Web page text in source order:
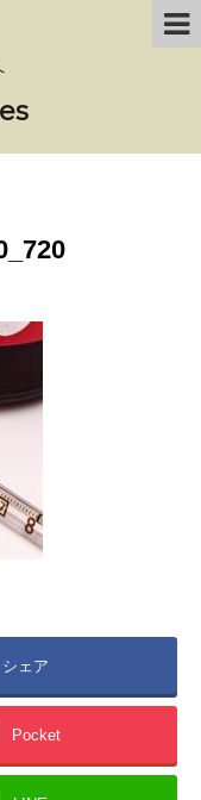
シェア
Pocket